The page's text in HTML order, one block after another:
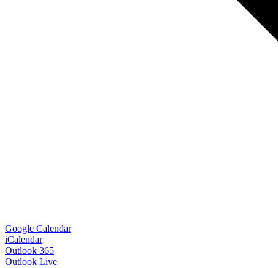
Google Calendar
iCalendar
Outlook 365
Outlook Live